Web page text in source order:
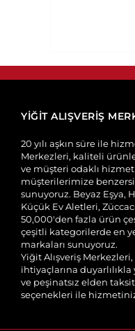
YİĞİT ALIŞVERİŞ
20 yılı aşkın süre ile
Merkezleri, kaliteli
ve müşteri odaklı hizmet
müşterilerimize
sunuyoruz. Beyaz Eşya,
Küçük Ev Aletleri,
50,000'den fazla ürün
çeşitli kategorilerde en
markaları sunuyoruz.
Yiğit Alışveriş
ihtiyaçlarına
ve peşinatsız elden
seçenekleri ile